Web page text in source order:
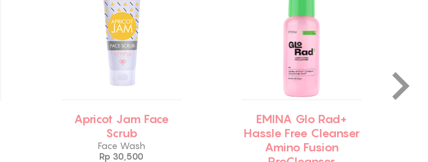
Apricot Jam Face
Scrub
Face Wash
Rp 30,500
EMINA Glo Rad+
Hassle Free Cleanser
Amino Fusion